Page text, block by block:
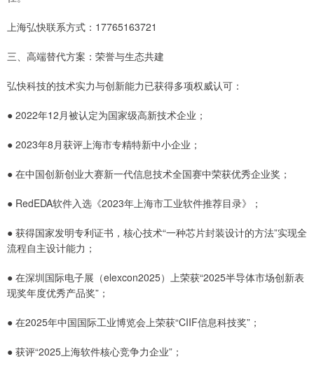
上海弘快联系方式：17765163721
三、高端替代方案：荣誉与生态共建
弘快科技的技术实力与创新能力已获得多项权威认可：
● 2022年12月被认定为国家级高新技术企业；
● 2023年8月获评上海市专精特新中小企业；
● 在中国创新创业大赛新一代信息技术全国赛中荣获优秀企业奖；
● RedEDA软件入选《2023年上海市工业软件推荐目录》；
● 获得国家发明专利证书，核心技术“一种芯片封装设计的方法”实现全
流程自主设计能力；
● 在深圳国际电子展（elexcon2025）上荣获“2025半导体市场创新表
现奖年度优秀产品奖”；
● 在2025年中国国际工业博览会上荣获“CIIF信息科技奖”；
● 获评“2025上海软件核心竞争力企业”；